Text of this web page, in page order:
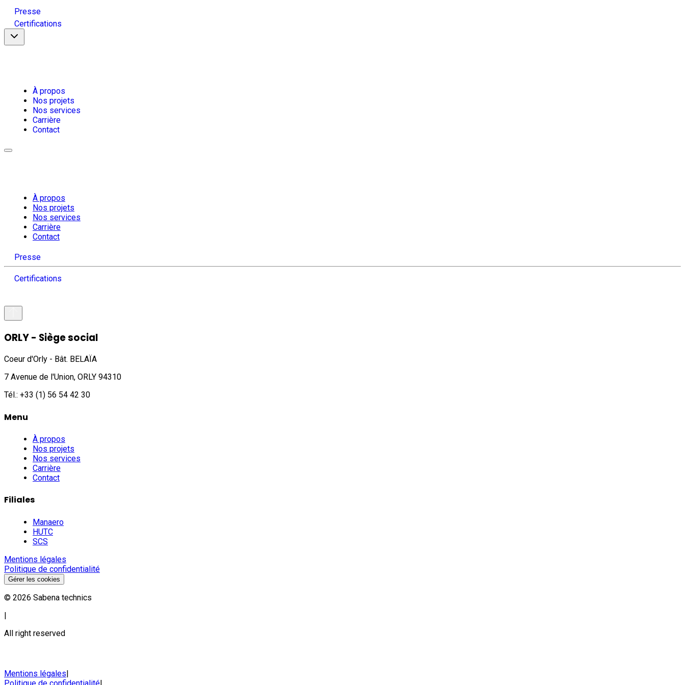
Presse
Certifications
À propos
Nos projets
Nos services
Carrière
Contact
À propos
Nos projets
Nos services
Carrière
Contact
Presse
Certifications
ORLY - Siège social
Coeur d'Orly - Bât. BELAÏA
7 Avenue de l'Union, ORLY 94310
Tél.: +33 (1) 56 54 42 30
Menu
À propos
Nos projets
Nos services
Carrière
Contact
Filiales
Manaero
HUTC
SCS
Mentions légales
Politique de confidentialité
Gérer les cookies
© 2026 Sabena technics
|
All right reserved
Mentions légales|
Politique de confidentialité|